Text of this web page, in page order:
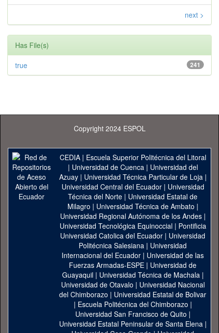
next >
Has File(s)
241
true
Copyright 2024 ESPOL
CEDIA| Escuela Superior Politécnica del Litoral
| Universidad de Cuenca| Universidad del
Azuay| Universidad Técnica Particular de Loja|
Universidad Central del Ecuador| Universidad
Técnica del Norte | Universidad Estatal de
Milagro | Universidad Técnica de Ambato |
Universidad Regional Autónoma de los Andes|
Universidad Tecnológica Equinoccial| Pontificia
Universidad Catolica del Ecuador | Universidad
Politécnica Salesiana | Universidad
Internacional del Ecuador | Universidad de las
Fuerzas Armadas-ESPE | Universidad de
Guayaquil| Universidad Técnica de Machala|
Universidad de Otavalo | Universidad Nacional
del Chimborazo | Universidad Estatal de Bolivar
| Escuela Politécnica del Chimborazo |
Universidad San Francisco de Quito |
Universidad Estatal Peninsular de Santa Elena|